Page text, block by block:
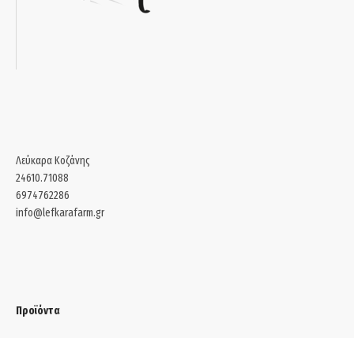
Λεύκαρα Κοζάνης
24610.71088
6974762286
info@lefkarafarm.gr
Προϊόντα